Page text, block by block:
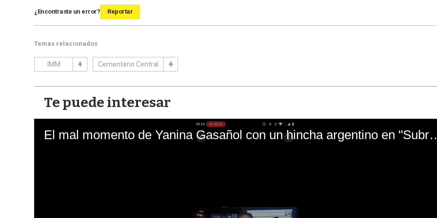
¿Encontraste un error? Reportar
Temas relacionados
IMM Cementerio Central
Te puede interesar
El mal momento de Yanina